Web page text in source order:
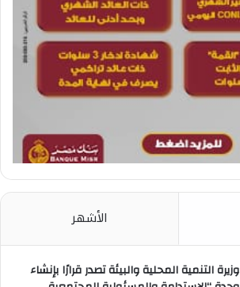
الأشهر
وزيرة التنمية المحلية والبيئة تصدر قرارًا بإنشاء